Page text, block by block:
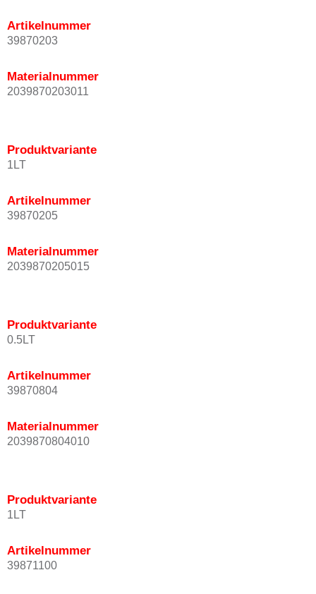
Artikelnummer
39870203
Materialnummer
2039870203011
Produktvariante
1LT
Artikelnummer
39870205
Materialnummer
2039870205015
Produktvariante
0.5LT
Artikelnummer
39870804
Materialnummer
2039870804010
Produktvariante
1LT
Artikelnummer
39871100